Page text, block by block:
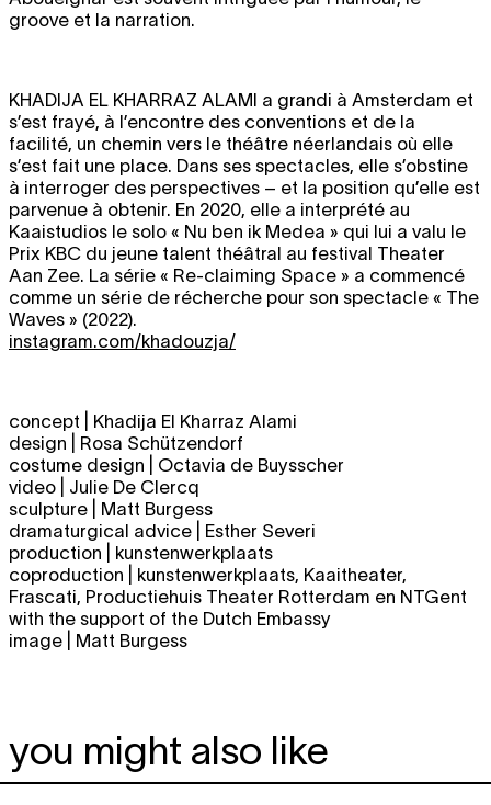
groove et la narration.
KHADIJA EL KHARRAZ ALAMI
a grandi à Amsterdam et
s’est frayé, à l’encontre des conventions et de la
facilité, un chemin vers le théâtre néerlandais où elle
s’est fait une place. Dans ses spectacles, elle s’obstine
à interroger des perspectives – et la position qu’elle est
parvenue à obtenir. En 2020, elle a interprété au
Kaaistudios le solo « Nu ben ik Medea » qui lui a valu le
Prix KBC du jeune talent théâtral au festival Theater
Aan Zee. La série « Re-claiming Space » a commencé
comme un série de récherche pour son spectacle « The
Waves » (2022).
instagram.com/khadouzja/
concept | Khadija El Kharraz Alami
design | Rosa Schützendorf
costume design | Octavia de Buysscher
video | Julie De Clercq
sculpture | Matt Burgess
dramaturgical advice | Esther Severi
production | kunstenwerkplaats
coproduction | kunstenwerkplaats, Kaaitheater,
Frascati, Productiehuis Theater Rotterdam en NTGent
with the support of the Dutch Embassy
image | Matt Burgess
you might also like